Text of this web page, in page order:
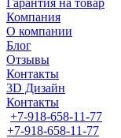
Гарантия на товар
Компания
О компании
Блог
Отзывы
Контакты
3D Дизайн
Контакты
+7-918-658-11-77
+7-918-658-11-77